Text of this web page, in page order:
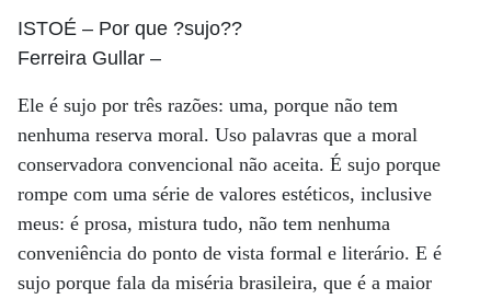
ISTOÉ – Por que ?sujo??
Ferreira Gullar –
Ele é sujo por três razões: uma, porque não tem
nenhuma reserva moral. Uso palavras que a moral
conservadora convencional não aceita. É sujo porque
rompe com uma série de valores estéticos, inclusive
meus: é prosa, mistura tudo, não tem nenhuma
conveniência do ponto de vista formal e literário. E é
sujo porque fala da miséria brasileira, que é a maior